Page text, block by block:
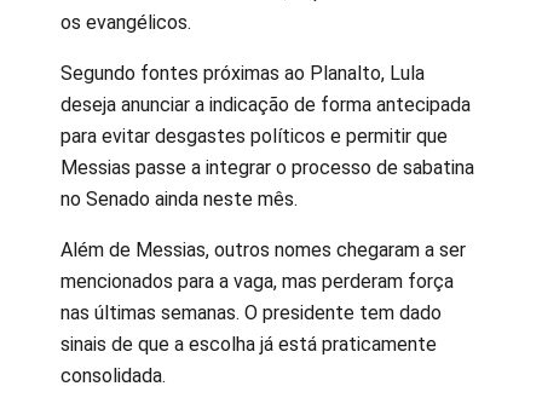
os evangélicos.
Segundo fontes próximas ao Planalto, Lula
deseja anunciar a indicação de forma antecipada
para evitar desgastes políticos e permitir que
Messias passe a integrar o processo de sabatina
no Senado ainda neste mês.
Além de Messias, outros nomes chegaram a ser
mencionados para a vaga, mas perderam força
nas últimas semanas. O presidente tem dado
sinais de que a escolha já está praticamente
consolidada.